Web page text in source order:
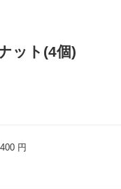
ット(4個)
400 円